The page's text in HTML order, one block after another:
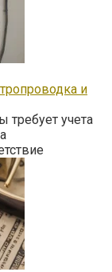
и
требует учета